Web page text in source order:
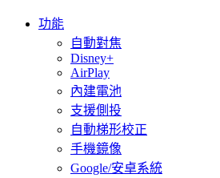
功能
自動對焦
Disney+
AirPlay
內建電池
支援側投
自動梯形校正
手機鏡像
Google/安卓系統